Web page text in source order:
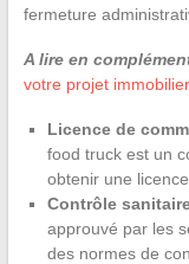
fermeture
A lire en
votre projet
Licence de
food truck est un
obtenir une
Contrôle
approuvé par les
des normes de